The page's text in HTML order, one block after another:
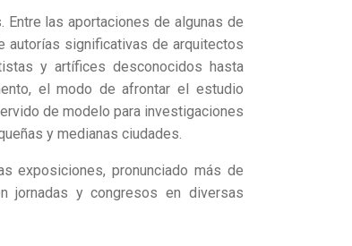
las aportaciones de algunas de
autorías significativas de arquitectos
y artífices desconocidos hasta
el modo de afrontar el estudio
de modelo para investigaciones
y medianas ciudades.
exposiciones, pronunciado más de
jornadas y congresos en diversas